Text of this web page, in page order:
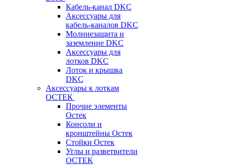
Кабель-канал DKC
Аксессуары для
кабель-каналов DKC
Молниезащита и
заземление DKC
Аксессуары для
лотков DKC
Лоток и крышка
DKC
Аксессуары к лоткам
ОСТЕК
Прочие элементы
Остек
Консоли и
кронштейны Остек
Стойки Остек
Углы и разветвители
ОСТЕК